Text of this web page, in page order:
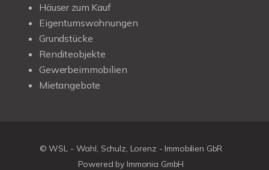
Häuser zum Kauf
Eigentumswohnungen
Grundstücke
Renditeobjekte
Gewerbeimmobilien
Mietangebote
© WSL - Wahl, Schulz, Lorenz - Immobilien GbR
Powered by Immonia GmbH